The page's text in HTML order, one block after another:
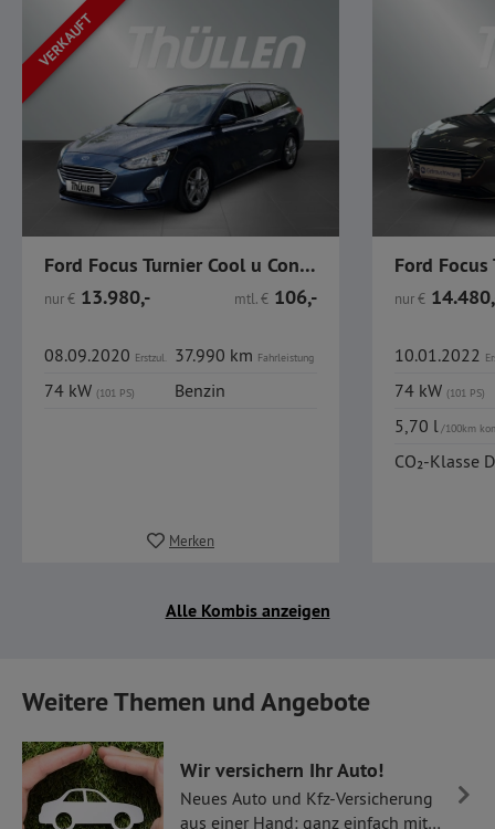
VERKAUFT
Ford Focus Turnier Cool u Connect 1.0 SHZ Navi LED PDC
nur€ 13.980,- mtl.€ 106,-
08.09.2020 Erstzul. 37.990 km Fahrleistung
74 kW (101 PS) Benzin
Merken
nur€
10.01.2022
74 kW (101 PS)
5,70 l/100km
CO₂-Klasse D
Alle Kombis anzeigen
Weitere Themen und Angebote
Wir versichern Ihr Auto!
Neues Auto und Kfz-Versicherung
aus einer Hand: ganz einfach mit